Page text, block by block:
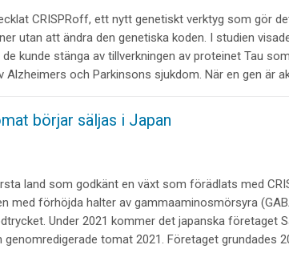
CRISPRoff, ett nytt genetiskt verktyg som gör
utan att ändra den genetiska koden. I studien
kunde stänga av tillverkningen av proteinet Tau
Alzheimers och Parkinsons sjukdom. När en gen är
börjar säljas i Japan
land som godkänt en växt som förädlats med
med förhöjda halter av gammaaminosmörsyra
Under 2021 kommer det japanska företaget
genomredigerade tomat 2021. Företaget grundades